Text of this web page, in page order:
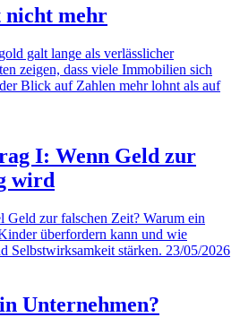
nicht mehr
galt lange als verlässlicher
zeigen, dass viele Immobilien sich
Blick auf Zahlen mehr lohnt als auf
I: Wenn Geld zur
wird
Geld zur falschen Zeit? Warum ein
überfordern kann und wie
Selbstwirksamkeit stärken. 23/05/2026
Unternehmen?